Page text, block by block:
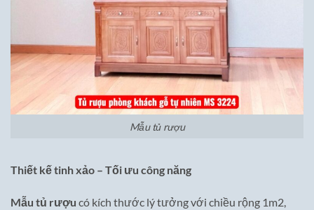
Mẫu tủ rượu
Thiết kế tinh xảo – Tối ưu công năng
Mẫu tủ rượu có kích thước lý tưởng với chiều rộng 1m2,